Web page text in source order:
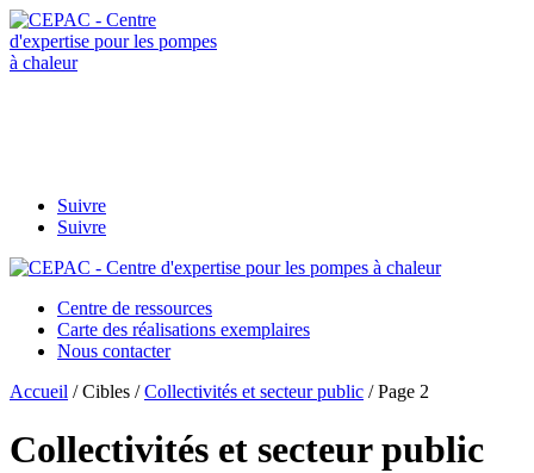
Suivre
Suivre
Centre de ressources
Carte des réalisations exemplaires
Nous contacter
Accueil / Cibles /Collectivités et secteur public / Page 2
Collectivités et secteur public